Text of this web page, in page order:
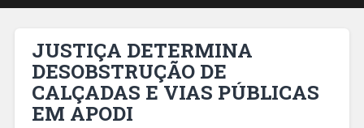
JUSTIÇA DETERMINA
DESOBSTRUÇÃO DE
CALÇADAS E VIAS PÚBLICAS
EM APODI